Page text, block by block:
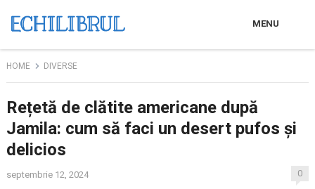
MENU
HOME DIVERSE
Rețetă de clătite americane după
Jamila: cum să faci un desert pufos și
delicios
septembrie 12, 2024 0